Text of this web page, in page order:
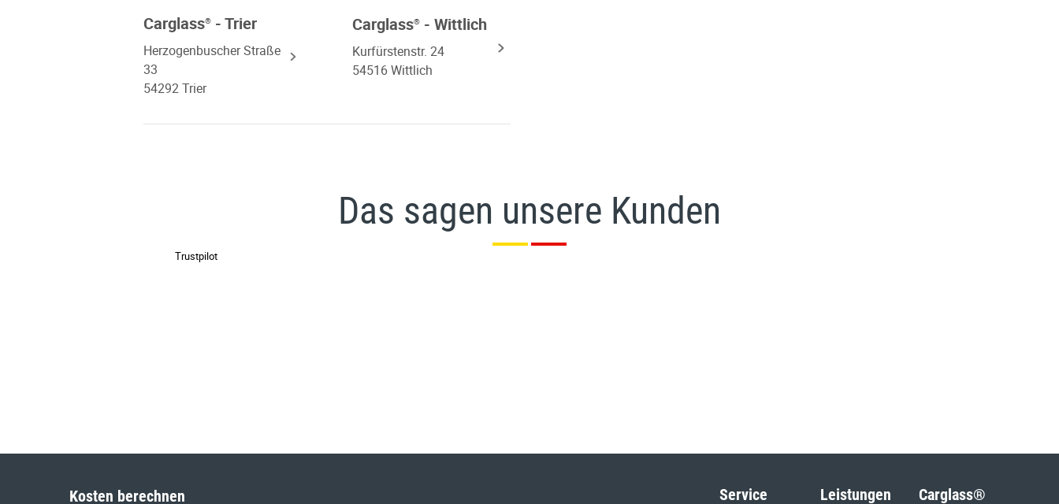
Carglass® - Trier
Herzogenbuscher Straße
33
54292 Trier
Carglass® - Wittlich
Kurfürstenstr. 24
54516 Wittlich
Das sagen unsere Kunden
Trustpilot
Kosten berechnen Service Leistungen Carglass®